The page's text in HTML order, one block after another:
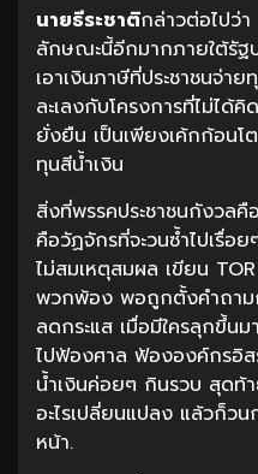
นายธีระชาติกล่าวต่อไปว่า
ลักษณะนี้อีกมากภายใต้รัฐ
เอาเงินภาษีที่ประชาชนจ่า
ละเลงกับโครงการที่ไม่ได้
ยั่งยืน เป็นเพียงเค้กก้อน
ทุนสีน้ำเงิน
สิ่งที่พรรคประชาชนกังวลคื
คือวัฏจักรที่จะวนซ้ำไปเรื่อ
ไม่สมเหตุสมผล เขียน
พวกพ้อง พอถูกตั้งคำถาม
ลดกระแส เมื่อมีใครลุกขึ้น
ไปฟ้องศาล ฟ้ององค์กรอิส
น้ำเงินค่อยๆ กินรวบ สุดท้
อะไรเปลี่ยนแปลง แล้วก็ว
หน้า.